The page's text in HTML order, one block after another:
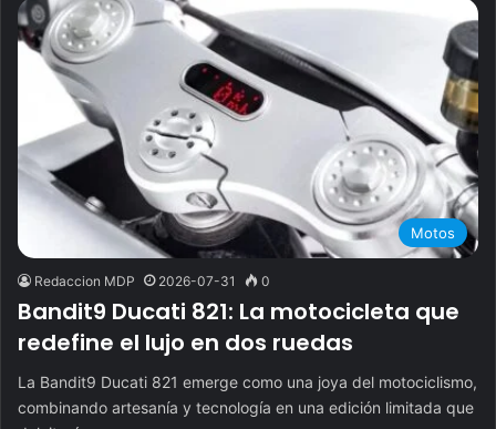
Motos
Redaccion MDP 2026-07-31 0
Bandit9 Ducati 821: La motocicleta que
redefine el lujo en dos ruedas
La Bandit9 Ducati 821 emerge como una joya del motociclismo,
combinando artesanía y tecnología en una edición limitada que